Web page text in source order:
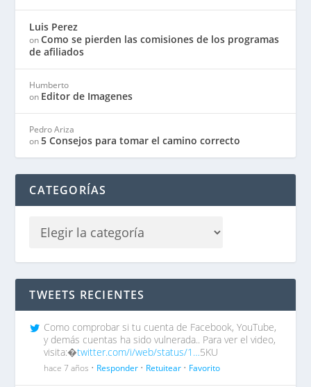
Luis Perez
onComo se pierden las comisiones de los programas
de afiliados
Humberto
on Editor de Imagenes
Pedro Ariza
on5 Consejos para tomar el camino correcto
CATEGORÍAS
TWEETS RECIENTES
Como comprobar si tu cuenta de Facebook, YouTube,
y demás cuentas ha sido vulnerada.. Para ver el video,
visita:�twitter.com/i/web/status/1…5KU
hace 7 años • Responder • Retuitear • Favorito